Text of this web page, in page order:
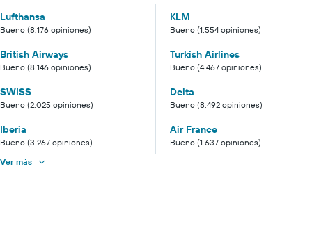
Lufthansa
Bueno (8.176 opiniones)
KLM
Bueno (1.554 opiniones)
British Airways
Bueno (8.146 opiniones)
Turkish Airlines
Bueno (4.467 opiniones)
SWISS
Bueno (2.025 opiniones)
Delta
Bueno (8.492 opiniones)
Iberia
Bueno (3.267 opiniones)
Air France
Bueno (1.637 opiniones)
Ver más